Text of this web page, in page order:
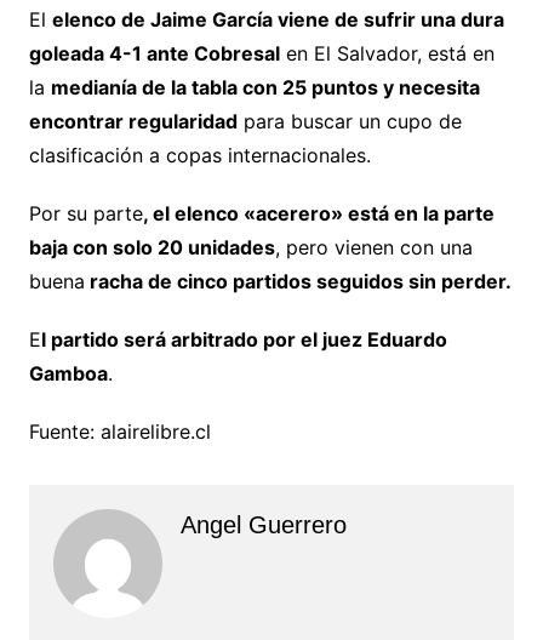
El elenco de Jaime García viene de sufrir una dura
goleada 4-1 ante Cobresalen El Salvador, está en
la medianía de la tabla con 25 puntos y necesita
encontrar regularidadpara buscar un cupo de
clasificación a copas internacionales.
Por su parte, el elenco «acerero» está en la parte
baja con solo 20 unidades, pero vienen con una
buena racha de cinco partidos seguidos sin perder.
El partido será arbitrado por el juez Eduardo
Gamboa.
Fuente: alairelibre.cl
Angel Guerrero